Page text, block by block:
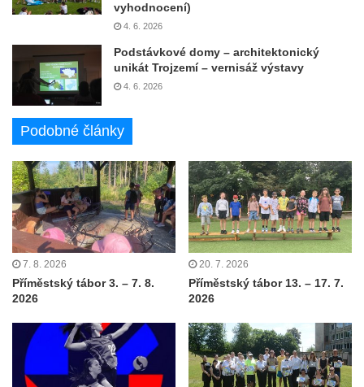
vyhodnocení)
4. 6. 2026
Podstávkové domy – architektonický
unikát Trojzemí – vernisáž výstavy
4. 6. 2026
Podobné články
7. 8. 2026
Příměstský tábor 3. – 7. 8.
2026
20. 7. 2026
Příměstský tábor 13. – 17. 7.
2026